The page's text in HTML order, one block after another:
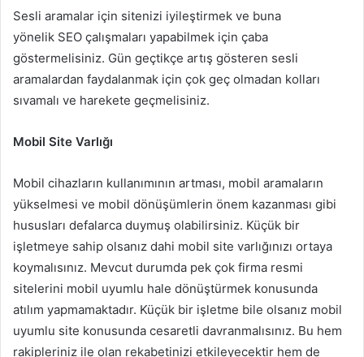
Sesli aramalar için sitenizi iyileştirmek ve buna
yönelik SEO çalışmaları yapabilmek için çaba
göstermelisiniz. Gün geçtikçe artış gösteren sesli
aramalardan faydalanmak için çok geç olmadan kolları
sıvamalı ve harekete geçmelisiniz.
Mobil Site Varlığı
Mobil cihazların kullanımının artması, mobil aramaların
yükselmesi ve mobil dönüşümlerin önem kazanması gibi
hususları defalarca duymuş olabilirsiniz. Küçük bir
işletmeye sahip olsanız dahi mobil site varlığınızı ortaya
koymalısınız. Mevcut durumda pek çok firma resmi
sitelerini mobil uyumlu hale dönüştürmek konusunda
atılım yapmamaktadır. Küçük bir işletme bile olsanız mobil
uyumlu site konusunda cesaretli davranmalısınız. Bu hem
rakipleriniz ile olan rekabetinizi etkileyecektir hem de